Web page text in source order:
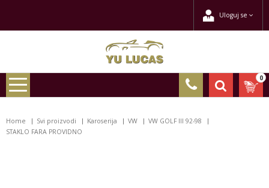
Uloguj se
0
Home Svi proizvodi Karoserija VW
VW GOLF III 92-98
STAKLO FARA PROVIDNO